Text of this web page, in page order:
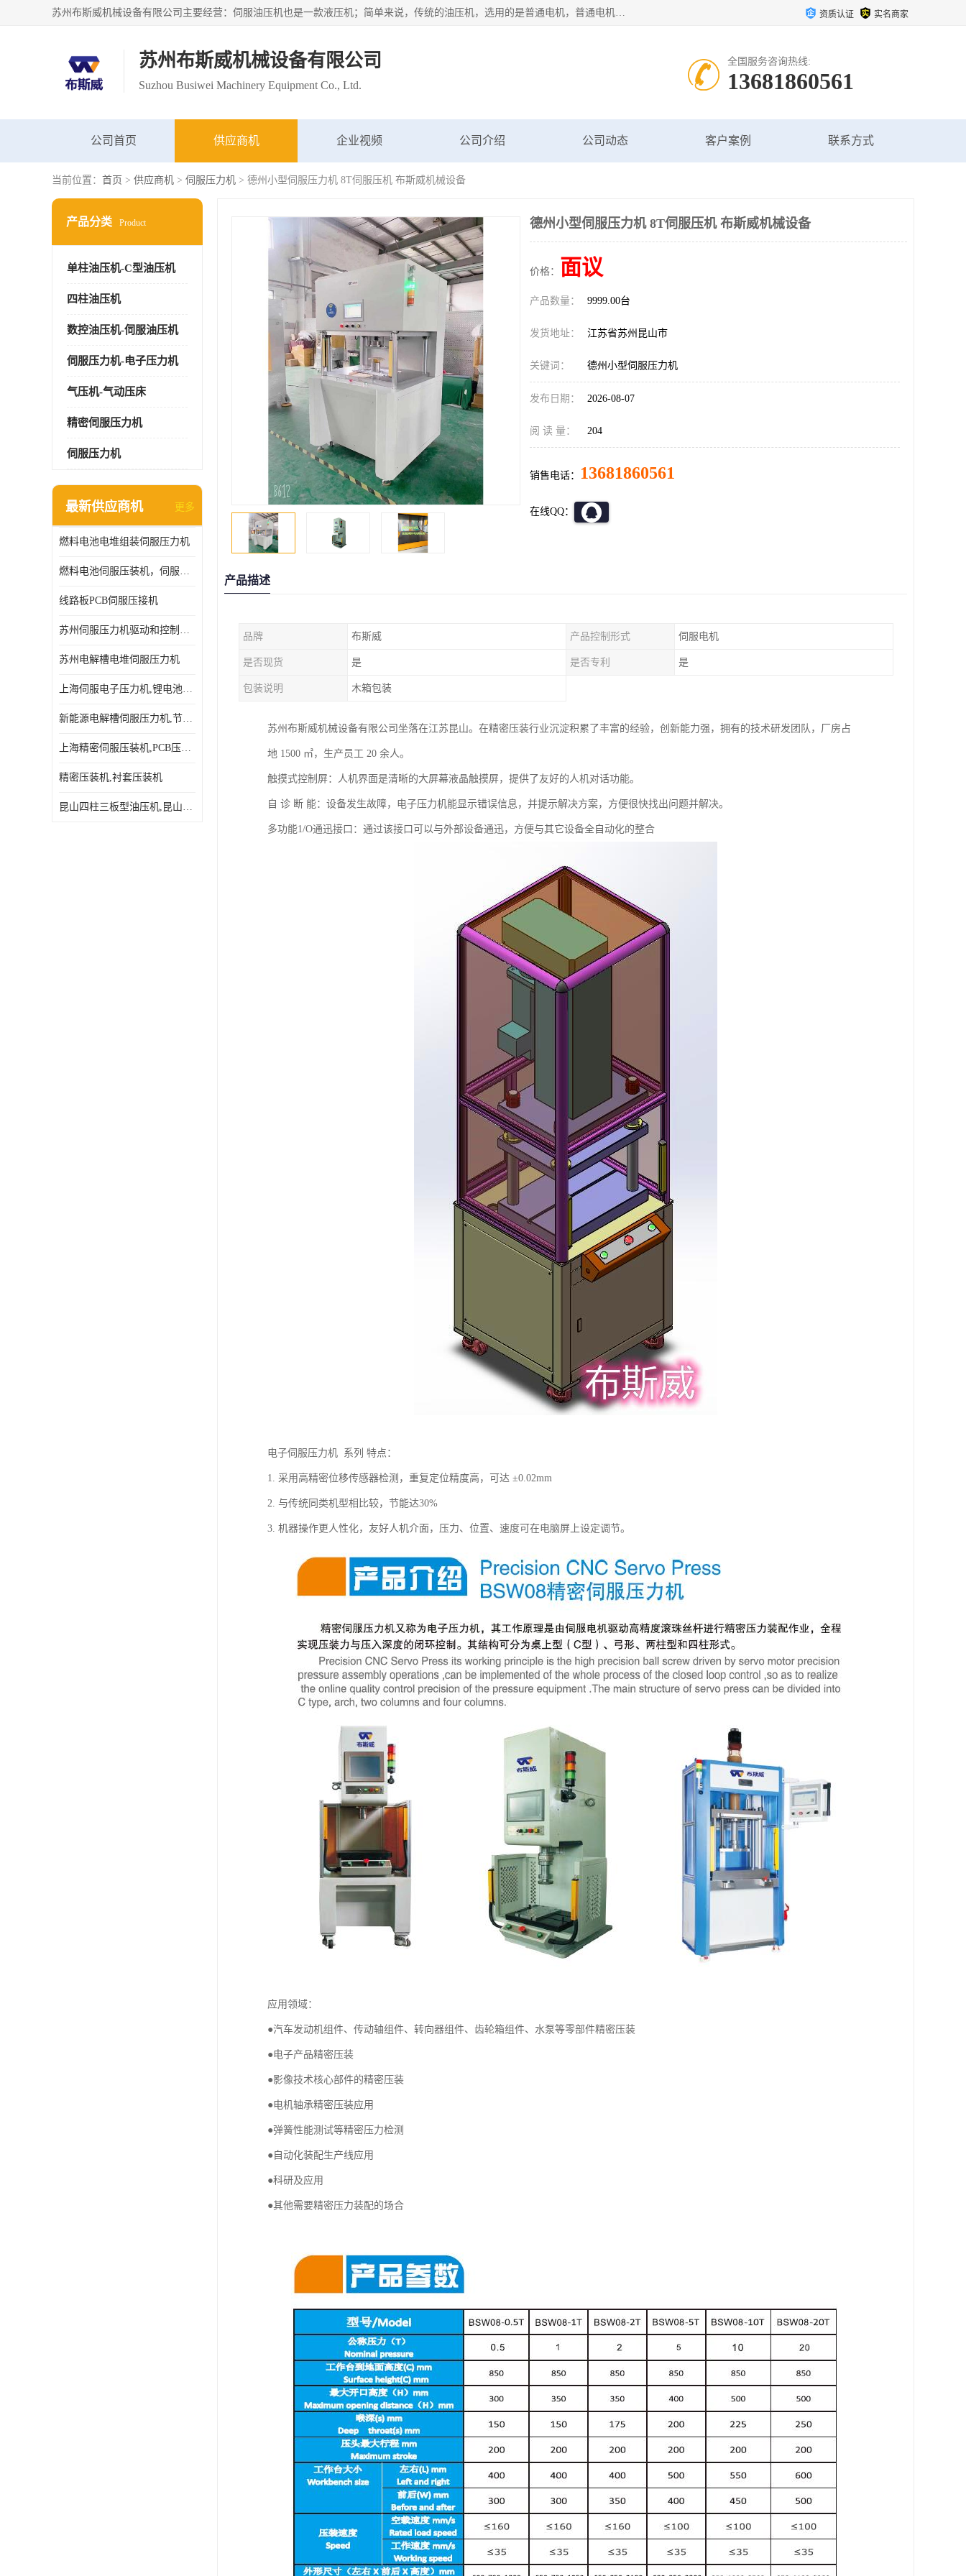
苏州布斯威机械设备有限公司主要经营：伺服油压机也是一款液压机；简单来说，传统的油压机，选用的是普通电机，普通电机容易发热，容易烧坏。伺服油压机采用先进的伺服电机，一般选用汇川 、日本大金、台达等品牌。伺服电机配套伺服泵还有伺服驱动器等部件，这样机器的电机过热，能耗的控制、机器工作的噪音都得到了完美的解决。 资质认证 实名商家
苏州布斯威机械设备有限公司
Suzhou Busiwei Machinery Equipment Co., Ltd.
全国服务咨询热线:
13681860561
公司首页 供应商机 企业视频 公司介绍 公司动态 客户案例 联系方式
当前位置： 首页 > 供应商机 > 伺服压力机 > 德州小型伺服压力机 8T伺服压机 布斯威机械设备
产品分类 Product
单柱油压机-C型油压机
四柱油压机
数控油压机-伺服油压机
伺服压力机-电子压力机
气压机-气动压床
精密伺服压力机
伺服压力机
最新供应商机 更多
燃料电池电堆组装伺服压力机
燃料电池伺服压装机，伺服压力机型号齐全
线路板PCB伺服压接机
苏州伺服压力机驱动和控制技术
苏州电解槽电堆伺服压力机
上海伺服电子压力机,锂电池伺服压力机 用途广发操作简单
新能源电解槽伺服压力机,节能效果达80%以上
上海精密伺服压装机,PCB压接机,线路板压接机
精密压装机,衬套压装机
昆山四柱三板型油压机,昆山精密伺服压力机
德州小型伺服压力机 8T伺服压机 布斯威机械设备
价格： 面议
产品数量： 9999.00台
发货地址： 江苏省苏州昆山市
关键词： 德州小型伺服压力机
发布日期： 2026-08-07
阅 读 量： 204
销售电话： 13681860561
在线QQ：
产品描述
品牌 布斯威 产品控制形式 伺服电机
是否现货 是 是否专利 是
包装说明 木箱包装
苏州布斯威机械设备有限公司坐落在江苏昆山。在精密压装行业沉淀积累了丰富的经验，创新能力强，拥有的技术研发团队，厂房占
地 1500 ㎡，生产员工 20 余人。
触摸式控制屏：人机界面是清晰的大屏幕液晶触摸屏，提供了友好的人机对话功能。
自 诊 断 能：设备发生故障，电子压力机能显示错误信息，并提示解决方案，方便很快找出问题并解决。
多功能1/O通迅接口：通过该接口可以与外部设备通迅，方便与其它设备全自动化的整合
电子伺服压力机 系列 特点：
1. 采用高精密位移传感器检测，重复定位精度高，可达 ±0.02mm
2. 与传统同类机型相比较，节能达30%
3. 机器操作更人性化，友好人机介面，压力、位置、速度可在电脑屏上设定调节。
应用领域：
●汽车发动机组件、传动轴组件、转向器组件、齿轮箱组件、水泵等零部件精密压装
●电子产品精密压装
●影像技术核心部件的精密压装
●电机轴承精密压装应用
●弹簧性能测试等精密压力检测
●自动化装配生产线应用
●科研及应用
●其他需要精密压力装配的场合